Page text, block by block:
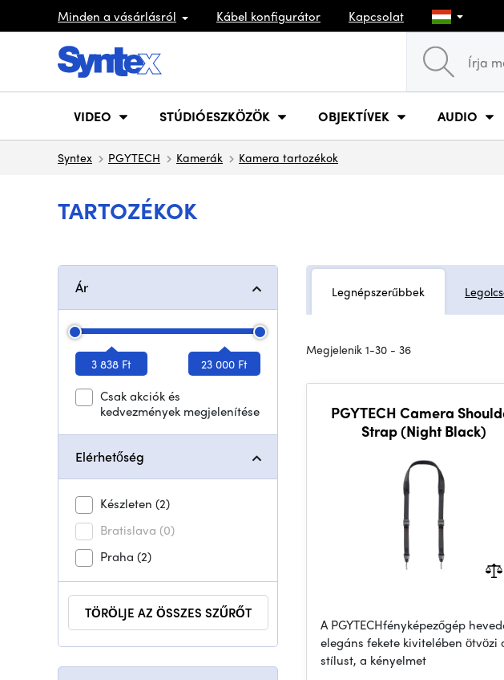
Minden a vásárlásról Kábel konfigurátor Kapcsolat
VIDEO STÚDIÓESZKÖZÖK OBJEKTÍVEK AUDIO
Syntex PGYTECH Kamerák Kamera tartozékok
TARTOZÉKOK
Ár
3 838 Ft 23 000 Ft
Csak akciók és
kedvezmények megjelenítése
Elérhetőség
Készleten (2)
Bratislava (0)
Praha (2)
TÖRÖLJE AZ ÖSSZES SZŰRŐT
Legnépszerűbbek
Megjelenik 1-30 - 36
PGYTECH Camera
Strap (Night Black)
A PGYTECHfényképezőgép
elegáns fekete kivitelében ötvözi
stílust, a kényelmet